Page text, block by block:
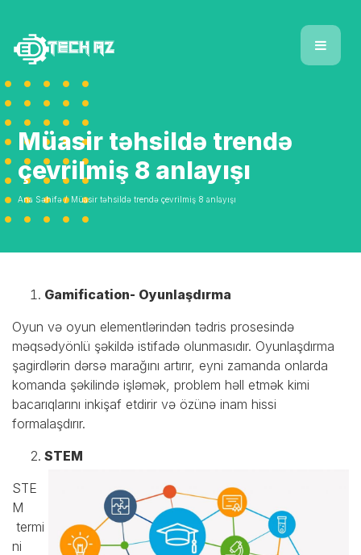
Müasir təhsildə trendə
çevrilmiş 8 anlayışı
Ana Səhifə / Müasir təhsildə trendə çevrilmiş 8 anlayışı
Gamification- Oyunlaşdırma
Oyun və oyun elementlərindən tədris prosesində
məqsədyönlü şəkildə istifadə olunmasıdır. Oyunlaşdırma
şagirdlərin dərsə marağını artırır, eyni zamanda onlarda
komanda şəkilində işləmək, problem həll etmək kimi
bacarıqlarını inkişaf etdirir və özünə inam hissi
formalaşdırır.
STEM
STE
M
termi
ni